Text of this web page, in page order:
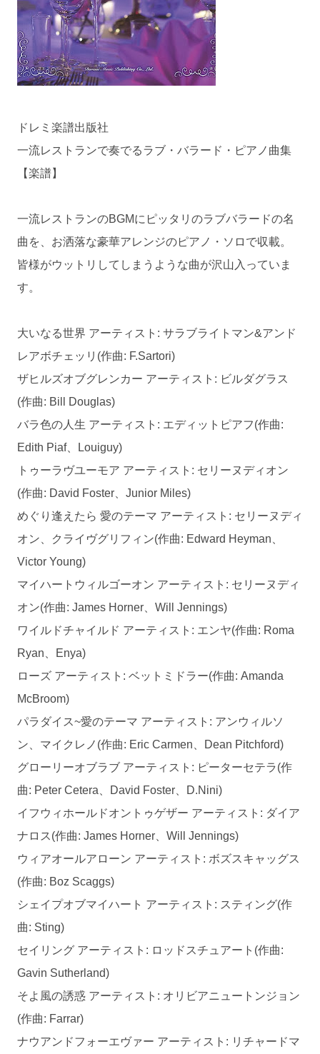
ドレミ楽譜出版社
一流レストランで奏でるラブ・バラード・ピアノ曲集
【楽譜】
一流レストランのBGMにピッタリのラブバラードの名
曲を、お洒落な豪華アレンジのピアノ・ソロで収載。
皆様がウットリしてしまうような曲が沢山入っていま
す。
大いなる世界 アーティスト: サラブライトマン&アンド
レアボチェッリ(作曲: F.Sartori)
ザヒルズオブグレンカー アーティスト: ビルダグラス
(作曲: Bill Douglas)
バラ色の人生 アーティスト: エディットピアフ(作曲:
Edith Piaf、Louiguy)
トゥーラヴユーモア アーティスト: セリーヌディオン
(作曲: David Foster、Junior Miles)
めぐり逢えたら 愛のテーマ アーティスト: セリーヌディ
オン、クライヴグリフィン(作曲: Edward Heyman、
Victor Young)
マイハートウィルゴーオン アーティスト: セリーヌディ
オン(作曲: James Horner、Will Jennings)
ワイルドチャイルド アーティスト: エンヤ(作曲: Roma
Ryan、Enya)
ローズ アーティスト: ベットミドラー(作曲: Amanda
McBroom)
パラダイス~愛のテーマ アーティスト: アンウィルソ
ン、マイクレノ(作曲: Eric Carmen、Dean Pitchford)
グローリーオブラブ アーティスト: ピーターセテラ(作
曲: Peter Cetera、David Foster、D.Nini)
イフウィホールドオントゥゲザー アーティスト: ダイア
ナロス(作曲: James Horner、Will Jennings)
ウィアオールアローン アーティスト: ボズスキャッグス
(作曲: Boz Scaggs)
シェイプオブマイハート アーティスト: スティング(作
曲: Sting)
セイリング アーティスト: ロッドスチュアート(作曲:
Gavin Sutherland)
そよ風の誘惑 アーティスト: オリビアニュートンジョン
(作曲: Farrar)
ナウアンドフォーエヴァー アーティスト: リチャードマ